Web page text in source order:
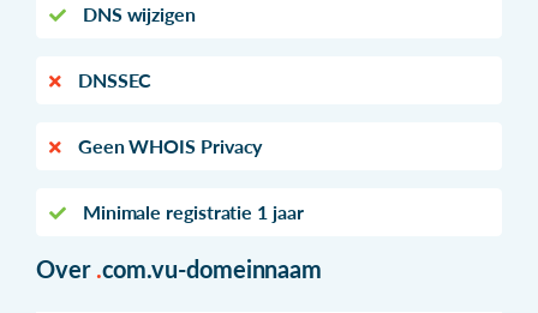
DNS wijzigen
DNSSEC
Geen WHOIS Privacy
Minimale registratie 1 jaar
Over .com.vu-domeinnaam